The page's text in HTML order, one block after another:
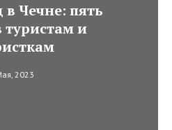
в Чечне: пять
туристам и
2023